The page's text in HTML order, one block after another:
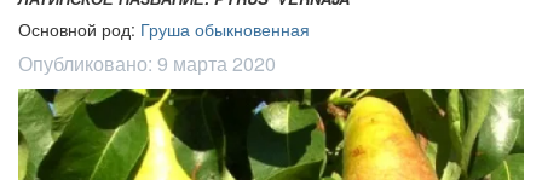
Основной род: Груша обыкновенная
Опубликовано: 9 марта 2020